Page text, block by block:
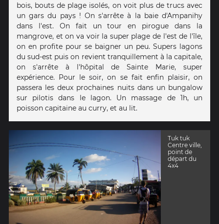
bois, bouts de plage isolés, on voit plus de trucs avec
un gars du pays ! On s'arrête à la baie d'Ampanihy
dans l'est. On fait un tour en pirogue dans la
mangrove, et on va voir la super plage de l'est de l'île,
on en profite pour se baigner un peu. Supers lagons
du sud-est puis on revient tranquillement à la capitale,
on s'arrête à l'hôpital de Sainte Marie, super
expérience. Pour le soir, on se fait enfin plaisir, on
passera les deux prochaines nuits dans un bungalow
sur pilotis dans le lagon. Un massage de 1h, un
poisson capitaine au curry, et au lit.
Tuk tuk
Centre ville,
point de
départ du
4x4